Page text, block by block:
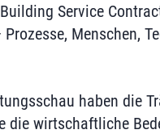
Service
Menschen,
haben die
die wirtschaftliche